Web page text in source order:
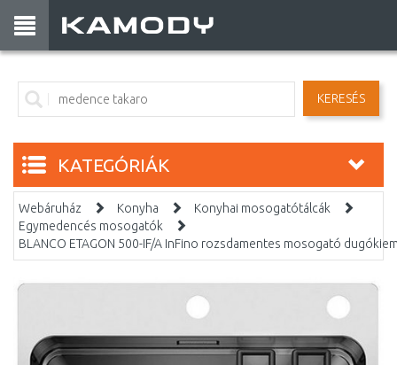
KERESÉS
KATEGÓRIÁK
Webáruház Konyha
Konyhai mosogatótálcák
Egymedencés mosogatók
BLANCO ETAGON 500-IF/A InFino rozsdamentes mosogató